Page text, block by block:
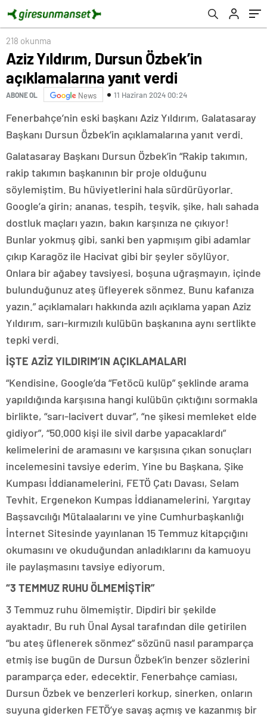
218 okunma
Aziz Yıldırım, Dursun Özbek’in
açıklamalarına yanıt verdi
ABONE OL News 11 Haziran 2024 00:24
Fenerbahçe’nin eski başkanı Aziz Yıldırım, Galatasaray
Başkanı Dursun Özbek’in açıklamalarına yanıt verdi.
Galatasaray Başkanı Dursun Özbek’in “Rakip takımın,
rakip takımın başkanının bir proje olduğunu
söylemiştim. Bu hüviyetlerini hala sürdürüyorlar.
Google’a girin; ananas, tespih, teşvik, şike, halı sahada
dostluk maçları yazın, bakın karşınıza ne çıkıyor!
Bunlar yokmuş gibi, sanki ben yapmışım gibi adamlar
çıkıp Karagöz ile Hacivat gibi bir şeyler söylüyor.
Onlara bir ağabey tavsiyesi, boşuna uğraşmayın, içinde
bulunduğunuz ateş üfleyerek sönmez. Bunu kafanıza
yazın.” açıklamaları hakkında azılı açıklama yapan Aziz
Yıldırım, sarı-kırmızılı kulübün başkanına aynı sertlikte
tepki verdi.
İŞTE AZİZ YILDIRIM’IN AÇIKLAMALARI
“Kendisine, Google’da “Fetöcü kulüp” şeklinde arama
yapıldığında karşısına hangi kulübün çıktığını sormakla
birlikte, “sarı-lacivert duvar”, “ne şikesi memleket elde
gidiyor”, “50.000 kişi ile sivil darbe yapacaklardı”
kelimelerini de aramasını ve karşısına çıkan sonuçları
incelemesini tavsiye ederim. Yine bu Başkana, Şike
Kumpası İddianamelerini, FETÖ Çatı Davası, Selam
Tevhit, Ergenekon Kumpas İddianamelerini, Yargıtay
Başsavcılığı Mütalaalarını ve yine Cumhurbaşkanlığı
İnternet Sitesinde yayınlanan 15 Temmuz kitapçığını
okumasını ve okuduğundan anladıklarını da kamuoyu
ile paylaşmasını tavsiye ediyorum.
“3 TEMMUZ RUHU ÖLMEMİŞTİR”
3 Temmuz ruhu ölmemiştir. Dipdiri bir şekilde
ayaktadır. Bu ruh Ünal Aysal tarafından dile getirilen
“bu ateş üflenerek sönmez” sözünü nasıl paramparça
etmiş ise bugün de Dursun Özbek’in benzer sözlerini
paramparça eder, edecektir. Fenerbahçe camiası,
Dursun Özbek ve benzerleri korkup, sinerken, onların
suyuna giderken FETÖ’ye savaş açmış ve kazanmış bir